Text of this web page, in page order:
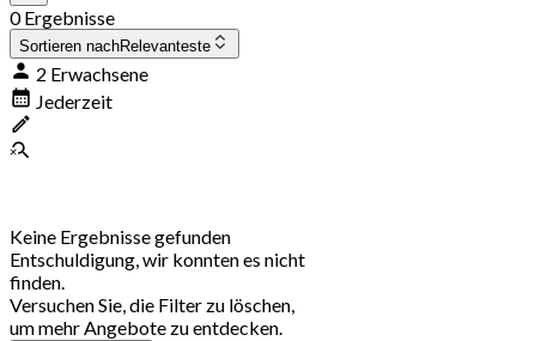
0 Ergebnisse
Sortieren nachRelevanteste
2 Erwachsene
Jederzeit
Keine Ergebnisse gefunden
Entschuldigung, wir konnten es nicht
finden.
Versuchen Sie, die Filter zu löschen,
um mehr Angebote zu entdecken.